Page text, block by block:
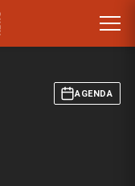
AGENDA